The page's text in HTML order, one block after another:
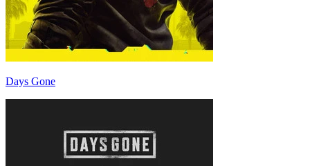
Days Gone